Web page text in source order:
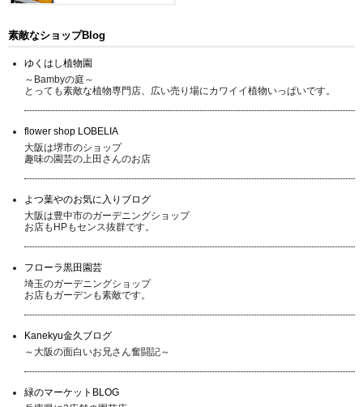
素敵なショップBlog
ゆくはし植物園
～Bambyの庭～
とっても素敵な植物専門店、広い売り場にカワイイ植物いっぱいです。
flower shop LOBELIA
大阪は堺市のショップ
趣味の園芸の上田さんのお店
よつ葉やのお気に入りブログ
大阪は豊中市のガーデニングショップ
お店もHPもセンス抜群です。
フローラ黒田園芸
埼玉のガーデニングショップ
お店もガーデンも素敵です。
Kanekyu金久ブログ
～大阪の面白いお兄さん奮闘記～
緑のマーケットBLOG